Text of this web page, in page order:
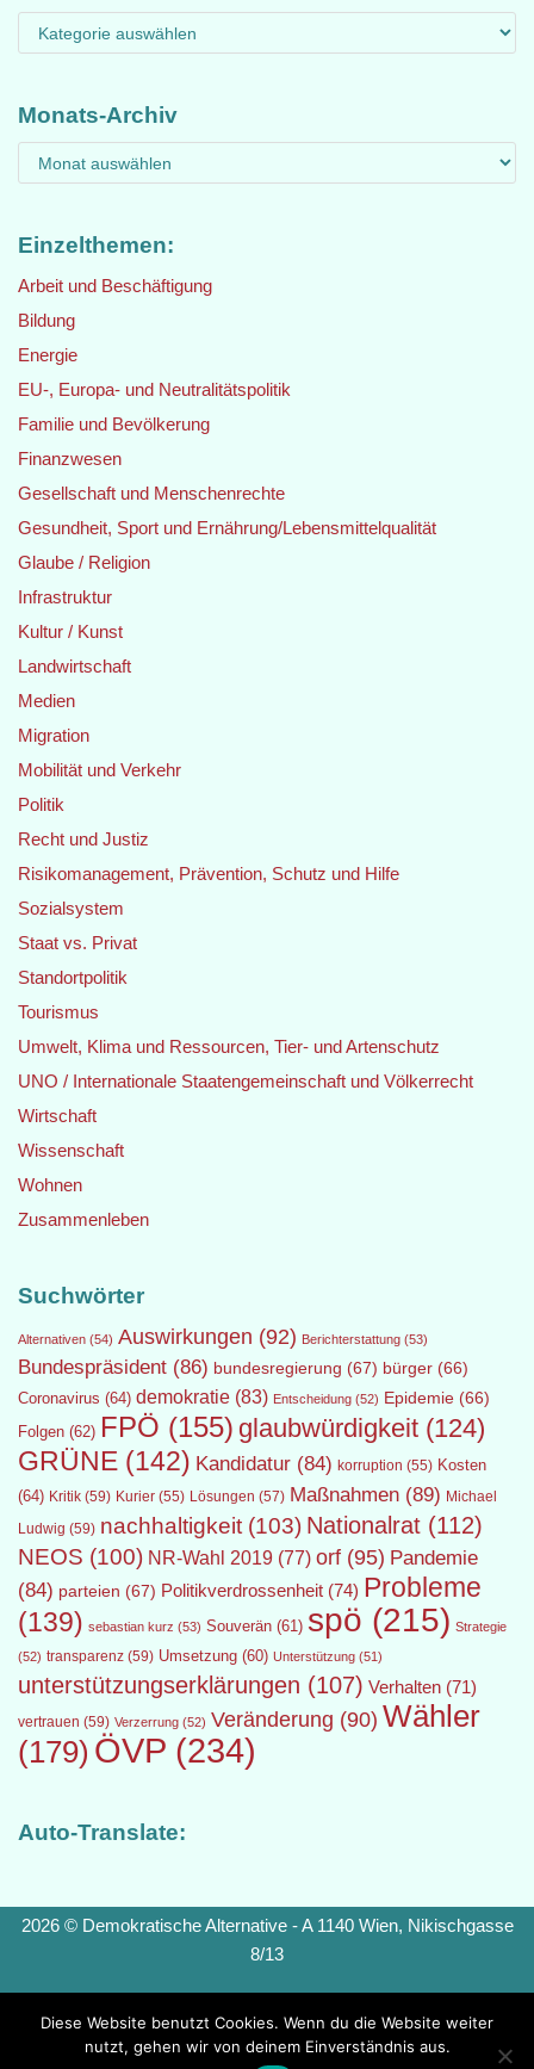
Monats-Archiv
Einzelthemen:
Arbeit und Beschäftigung
Bildung
Energie
EU-, Europa- und Neutralitätspolitik
Familie und Bevölkerung
Finanzwesen
Gesellschaft und Menschenrechte
Gesundheit, Sport und Ernährung/Lebensmittelqualität
Glaube / Religion
Infrastruktur
Kultur / Kunst
Landwirtschaft
Medien
Migration
Mobilität und Verkehr
Politik
Recht und Justiz
Risikomanagement, Prävention, Schutz und Hilfe
Sozialsystem
Staat vs. Privat
Standortpolitik
Tourismus
Umwelt, Klima und Ressourcen, Tier- und Artenschutz
UNO / Internationale Staatengemeinschaft und Völkerrecht
Wirtschaft
Wissenschaft
Wohnen
Zusammenleben
Suchwörter
Alternativen (54) Auswirkungen (92) Berichterstattung (53)
Bundespräsident (86) bundesregierung (67) bürger (66)
Coronavirus (64) demokratie (83) Entscheidung (52) Epidemie (66)
Folgen (62) FPÖ (155) glaubwürdigkeit (124)
GRÜNE (142) Kandidatur (84) korruption (55) Kosten
(64) Kritik (59) Kurier (55) Lösungen (57) Maßnahmen (89) Michael
Ludwig (59) nachhaltigkeit(103) Nationalrat (112)
NEOS (100) NR-Wahl 2019 (77) orf (95) Pandemie
(84) parteien (67) Politikverdrossenheit (74) Probleme
(139) sebastian kurz (53) Souverän (61) spö (215) Strategie
(52) transparenz (59) Umsetzung (60) Unterstützung (51)
unterstützungserklärungen (107) Verhalten (71)
vertrauen (59) Verzerrung (52) Veränderung (90) Wähler
(179) ÖVP (234)
Auto-Translate:
2026 © Demokratische Alternative - A 1140 Wien, Nikischgasse
8/13
Diese Website benutzt Cookies. Wenn du die Website weiter
nutzt, gehen wir von deinem Einverständnis aus.